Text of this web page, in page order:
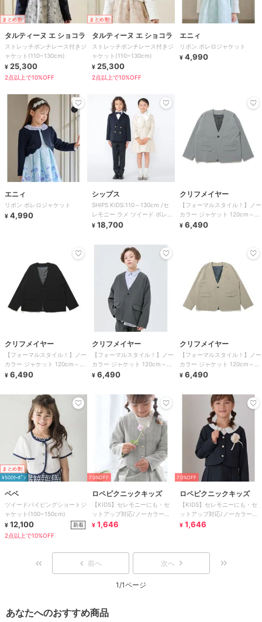
まとめ割
タルティーヌ エ ショコラ
ストレッチポンチレース付きジ
ャケット(110~130cm)
¥ 25,300
2点以上で10%OFF
まとめ割
タルティーヌ エ ショコラ
ストレッチポンチレース付きジ
ャケット(110~130cm)
¥ 25,300
2点以上で10%OFF
エニィ
リボン ボレロジャケット
¥ 4,990
エニィ
リボン ボレロジャケット
¥ 4,990
シップス
SHIPS KIDS:110～130cm /セ
レモニー ラメ ツイード ボレロ
ジャケット
¥ 18,700
クリフメイヤー
【フォーマルスタイル！】ノー
カラー ジャケット 120cm～
170cm
¥ 6,490
クリフメイヤー
【フォーマルスタイル！】ノー
カラー ジャケット 120cm～
170cm
¥ 6,490
クリフメイヤー
【フォーマルスタイル！】ノー
カラー ジャケット 120cm～
170cm
¥ 6,490
クリフメイヤー
【フォーマルスタイル！】ノー
カラー ジャケット 120cm～
170cm
¥ 6,490
まとめ割
¥500ｸｰﾎﾟﾝ
ベベ
ツイードパイピングショートジ
ャケット(100~150cm)
¥ 12,100 新着
2点以上で10%OFF
70%OFF
ロペピクニックキッズ
【KIDS】セレモニーにも・セ
ットアップ対応/ノーカラージ
ャケット
¥ 1,646
70%OFF
ロペピクニックキッズ
【KIDS】セレモニーにも・セ
ットアップ対応/ノーカラージ
ャケット
¥ 1,646
前へ 次へ
1/1ページ
あなたへのおすすめ商品